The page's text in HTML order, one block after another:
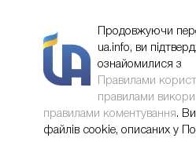
Продовжуючи
ua.info, ви
ознайомилися з
Правилами
правилами
правилами коментування.
файлів cookie, описаних у